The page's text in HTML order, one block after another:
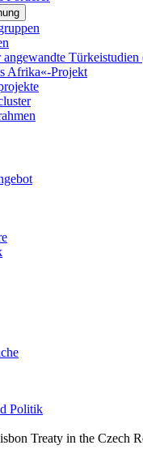
Afrika«-Projekt
Politik
Treaty in the Czech